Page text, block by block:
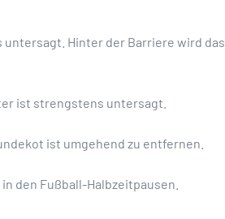
Hinter der Barriere wird das
ist strengstens untersagt.
ist umgehend zu entfernen.
den Fußball-Halbzeitpausen.